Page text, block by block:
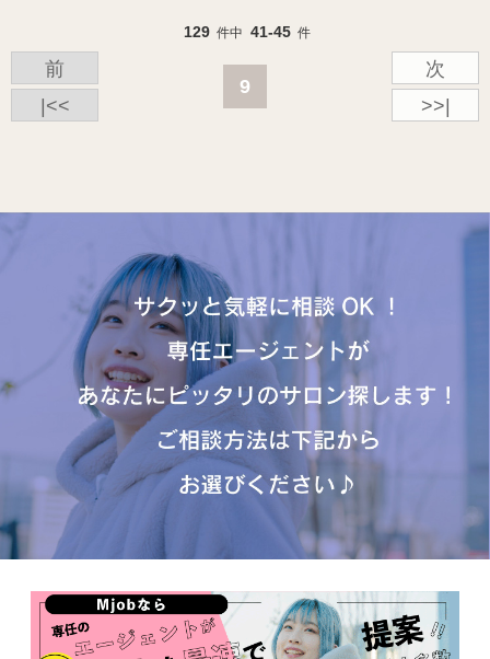
129 件中 41-45 件
|<<
前
9
次
>>|